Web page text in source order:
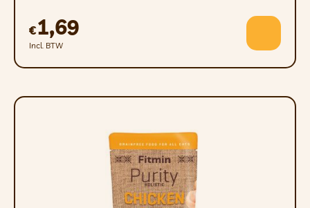
€1,69
Incl. BTW